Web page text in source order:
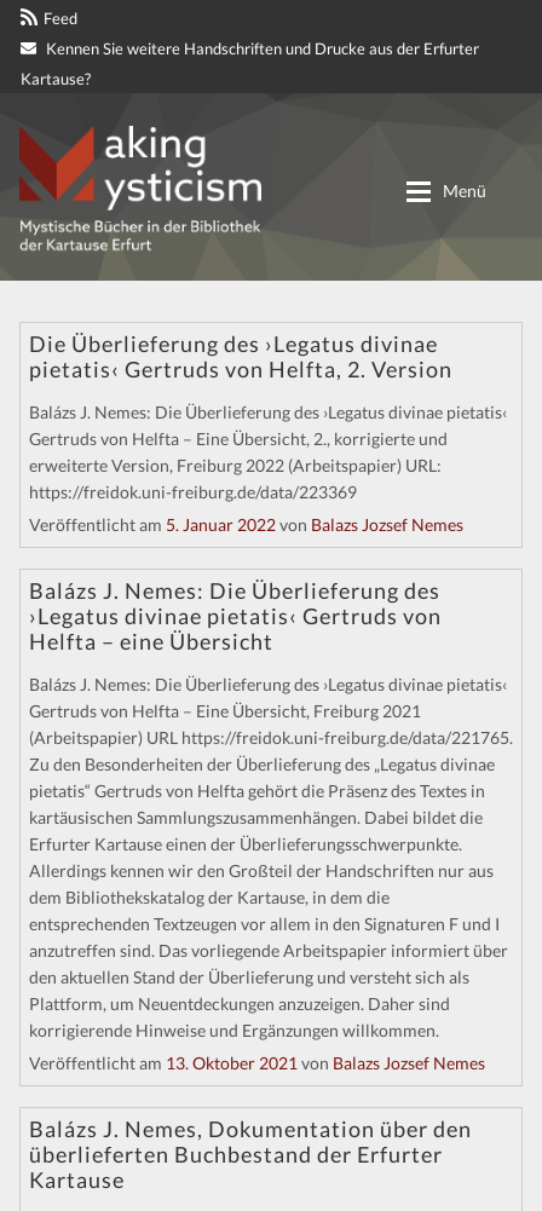
Feed
Kennen Sie weitere Handschriften und Drucke aus der Erfurter
Kartause?
Zur
Navigation
springen
Zum
Inhalt
springen
Menü
Materialien
Partnerprojekte
Die Überlieferung des ›Legatus divinae
pietatis‹ Gertruds von Helfta, 2. Version
Balázs J. Nemes: Die Überlieferung des ›Legatus divinae pietatis‹
Gertruds von Helfta – Eine Übersicht, 2., korrigierte und
erweiterte Version, Freiburg 2022 (Arbeitspapier) URL:
https://freidok.uni-freiburg.de/data/223369
Veröffentlicht am 5. Januar 2022von Balazs Jozsef Nemes
Balázs J. Nemes: Die Überlieferung des
›Legatus divinae pietatis‹ Gertruds von
Helfta – eine Übersicht
Balázs J. Nemes: Die Überlieferung des ›Legatus divinae pietatis‹
Gertruds von Helfta – Eine Übersicht, Freiburg 2021
(Arbeitspapier) URL https://freidok.uni-freiburg.de/data/221765.
Zu den Besonderheiten der Überlieferung des „Legatus divinae
pietatis“ Gertruds von Helfta gehört die Präsenz des Textes in
kartäusischen Sammlungszusammenhängen. Dabei bildet die
Erfurter Kartause einen der Überlieferungsschwerpunkte.
Allerdings kennen wir den Großteil der Handschriften nur aus
dem Bibliothekskatalog der Kartause, in dem die
entsprechenden Textzeugen vor allem in den Signaturen F und I
anzutreffen sind. Das vorliegende Arbeitspapier informiert über
den aktuellen Stand der Überlieferung und versteht sich als
Plattform, um Neuentdeckungen anzuzeigen. Daher sind
korrigierende Hinweise und Ergänzungen willkommen.
Veröffentlicht am 13. Oktober 2021 von Balazs Jozsef Nemes
Balázs J. Nemes, Dokumentation über den
überlieferten Buchbestand der Erfurter
Kartause